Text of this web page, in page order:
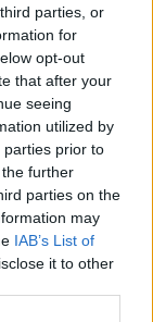
parties, or
for
opt-out
that after your
seeing
utilized by
parties prior to
further
parties on the
may
IAB’s List of
it to other
férjével
már